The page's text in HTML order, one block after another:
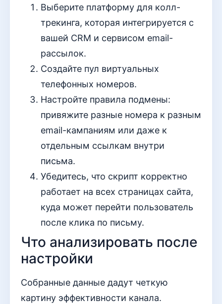
Выберите платформу для колл-
трекинга, которая интегрируется с
вашей CRM и сервисом email-
рассылок.
Создайте пул виртуальных
телефонных номеров.
Настройте правила подмены:
привяжите разные номера к разным
email-кампаниям или даже к
отдельным ссылкам внутри
письма.
Убедитесь, что скрипт корректно
работает на всех страницах сайта,
куда может перейти пользователь
после клика по письму.
Что анализировать после
настройки
Собранные данные дадут четкую
картину эффективности канала.